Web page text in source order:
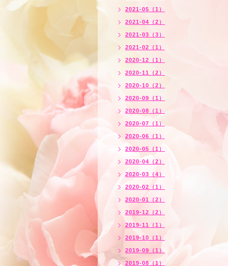
2021-05（1）
2021-04（2）
2021-03（3）
2021-02（1）
2020-12（1）
2020-11（2）
2020-10（2）
2020-09（1）
2020-08（1）
2020-07（1）
2020-06（1）
2020-05（1）
2020-04（2）
2020-03（4）
2020-02（1）
2020-01（2）
2019-12（2）
2019-11（1）
2019-10（1）
2019-09（1）
2019-08（1）